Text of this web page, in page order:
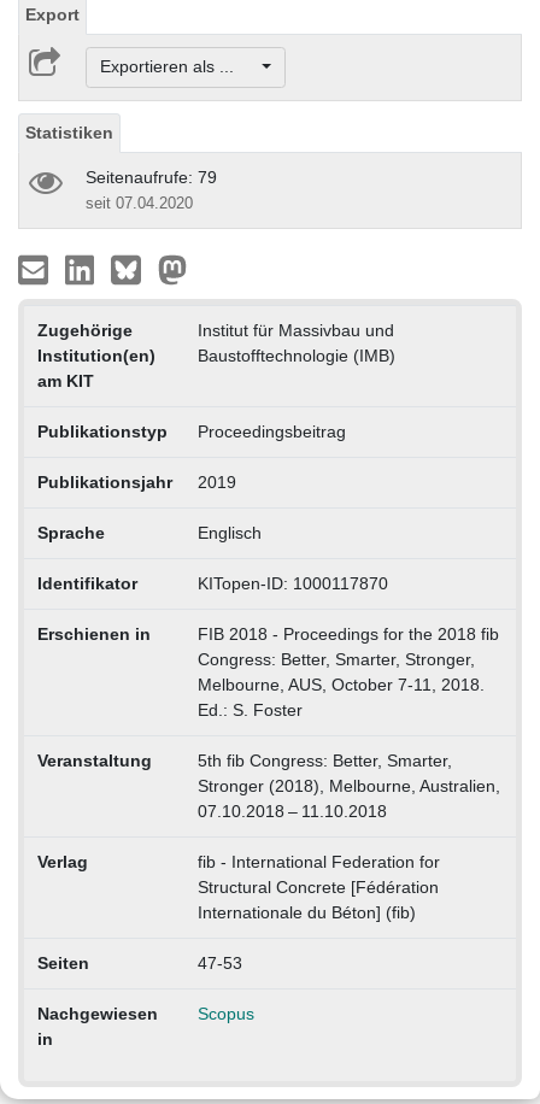
Export
Exportieren als ...
Statistiken
Seitenaufrufe: 79
seit 07.04.2020
Zugehörige
Institution(en)
am KIT
Institut für Massivbau und
Baustofftechnologie (IMB)
Publikationstyp Proceedingsbeitrag
Publikationsjahr 2019
Sprache Englisch
Identifikator KITopen-ID: 1000117870
Erschienen in
FIB 2018 - Proceedings for the 2018 fib
Congress: Better, Smarter, Stronger,
Melbourne, AUS, October 7-11, 2018.
Ed.: S. Foster
Veranstaltung
5th fib Congress: Better, Smarter,
Stronger (2018), Melbourne, Australien,
07.10.2018 – 11.10.2018
Verlag
fib - International Federation for
Structural Concrete [Fédération
Internationale du Béton] (fib)
Seiten 47-53
Nachgewiesen
in
Scopus